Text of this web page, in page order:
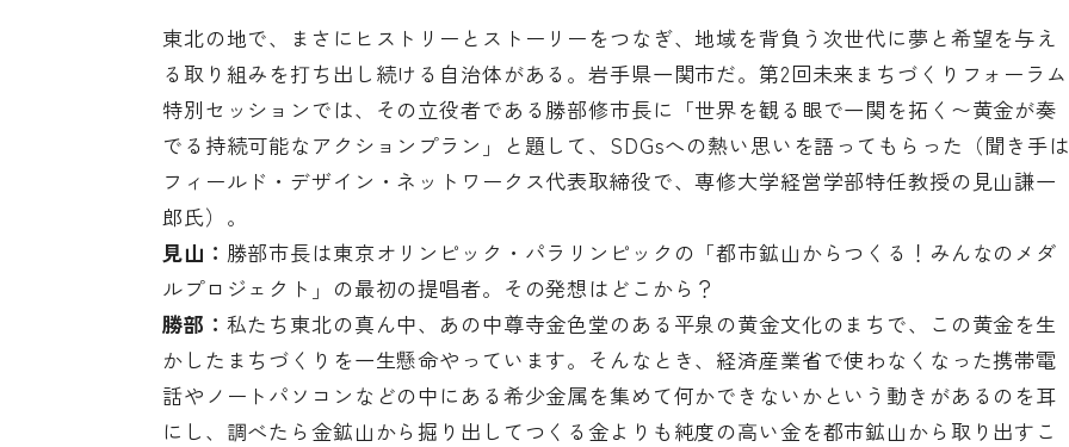
東北の地で、まさにヒストリーとストーリーをつなぎ、地域を背負う次世代に夢と希望を与え
る取り組みを打ち出し続ける自治体がある。岩手県一関市だ。第2回未来まちづくりフォーラム
特別セッションでは、その立役者である勝部修市長に「世界を観る眼で一関を拓く〜黄金が奏
でる持続可能なアクションプラン」と題して、SDGsへの熱い思いを語ってもらった（聞き手は
フィールド・デザイン・ネットワークス代表取締役で、専修大学経営学部特任教授の見山謙一
郎氏）。
見山： 勝部市長は東京オリンピック・パラリンピックの「都市鉱山からつくる！みんなのメダ
ルプロジェクト」の最初の提唱者。その発想はどこから？
勝部： 私たち東北の真ん中、あの中尊寺金色堂のある平泉の黄金文化のまちで、この黄金を生
かしたまちづくりを一生懸命やっています。そんなとき、経済産業省で使わなくなった携帯電
話やノートパソコンなどの中にある希少金属を集めて何かできないかという動きがあるのを耳
にし、調べたら金鉱山から掘り出してつくる金よりも純度の高い金を都市鉱山から取り出すこ